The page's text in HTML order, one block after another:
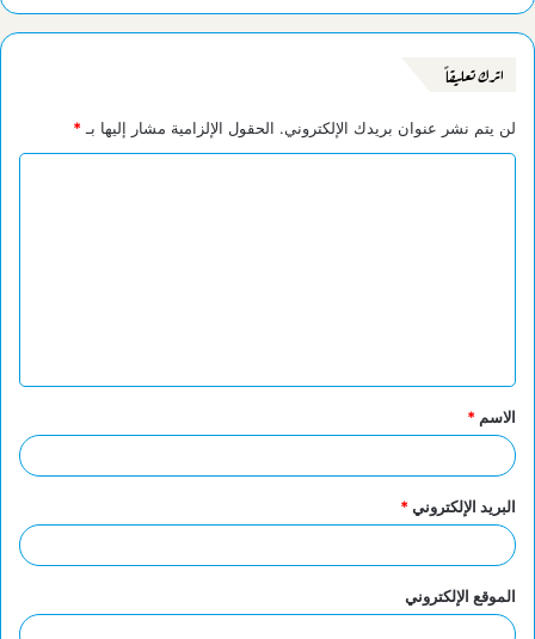
اترك تعليقاً
لن يتم نشر عنوان بريدك الإلكتروني. الحقول الإلزامية مشار إليها بـ *
ق
*
الاسم *
البريد الإلكتروني*
الموقع الإلكتروني